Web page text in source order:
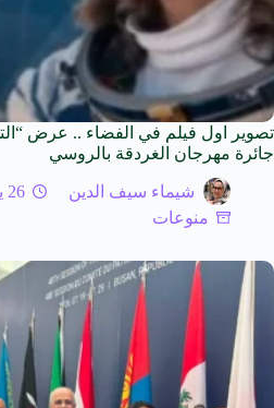
تصوير اول فيلم في الفضاء .. عرض
جائرة مهرجان الغردقة بالروسي
شيماء سيف الدين
26 يوليو 2026
منوعات